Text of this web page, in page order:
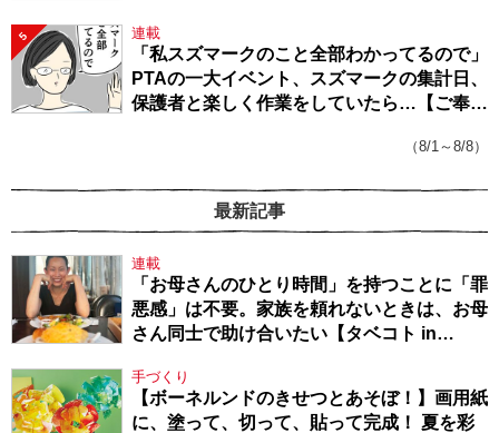
5 連載
「私スズマークのこと全部わかってるので」
PTAの一大イベント、スズマークの集計日、
保護者と楽しく作業をしていたら…【ご奉仕
（8/1～8/8）
最新記事
連載
「お母さんのひとり時間」を持つことに「罪
悪感」は不要。家族を頼れないときは、お母
さん同士で助け合いたい【タベコト in
手づくり
【ボーネルンドのきせつとあそぼ！】画用紙
に、塗って、切って、貼って完成！ 夏を彩